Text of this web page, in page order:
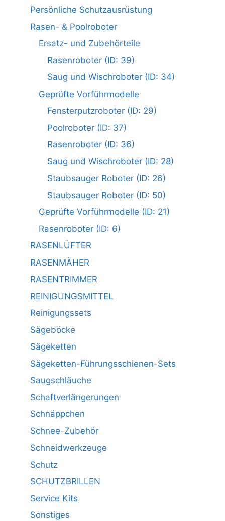
Persönliche Schutzausrüstung
Rasen- & Poolroboter
Ersatz- und Zubehörteile
Rasenroboter (ID: 39)
Saug und Wischroboter (ID: 34)
Geprüfte Vorführmodelle
Fensterputzroboter (ID: 29)
Poolroboter (ID: 37)
Rasenroboter (ID: 36)
Saug und Wischroboter (ID: 28)
Staubsauger Roboter (ID: 26)
Staubsauger Roboter (ID: 50)
Geprüfte Vorführmodelle (ID: 21)
Rasenroboter (ID: 6)
RASENLÜFTER
RASENMÄHER
RASENTRIMMER
REINIGUNGSMITTEL
Reinigungssets
Sägeböcke
Sägeketten
Sägeketten-Führungsschienen-Sets
Saugschläuche
Schaftverlängerungen
Schnäppchen
Schnee-Zubehör
Schneidwerkzeuge
Schutz
SCHUTZBRILLEN
Service Kits
Sonstiges